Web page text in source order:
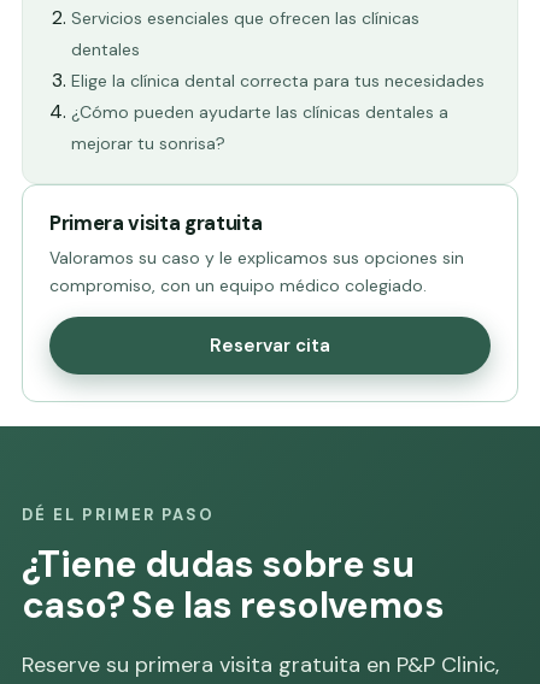
Servicios esenciales que ofrecen las clínicas
dentales
Elige la clínica dental correcta para tus necesidades
¿Cómo pueden ayudarte las clínicas dentales a
mejorar tu sonrisa?
Primera visita gratuita
Valoramos su caso y le explicamos sus opciones sin
compromiso, con un equipo médico colegiado.
Reservar cita
DÉ EL PRIMER PASO
¿Tiene dudas sobre su
caso? Se las resolvemos
Reserve su primera visita gratuita en P&P Clinic,